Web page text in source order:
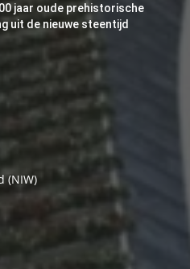
jaar oude prehistorische
uit de nieuwe steentijd
(NIW)